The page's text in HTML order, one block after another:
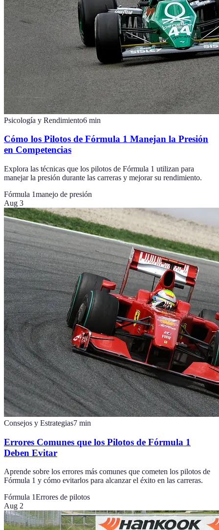
Psicología y Rendimiento6 min
Cómo los Pilotos de Fórmula 1 Manejan la Presión
en Competencias
Explora las técnicas que los pilotos de Fórmula 1 utilizan para
manejar la presión durante las carreras y mejorar su rendimiento.
Fórmula 1manejo de presión
Aug 3
Consejos y Estrategias7 min
Errores Comunes que los Pilotos de Fórmula 1
Deben Evitar
Aprende sobre los errores más comunes que cometen los pilotos de
Fórmula 1 y cómo evitarlos para alcanzar el éxito en las carreras.
Fórmula 1Errores de pilotos
Aug 2